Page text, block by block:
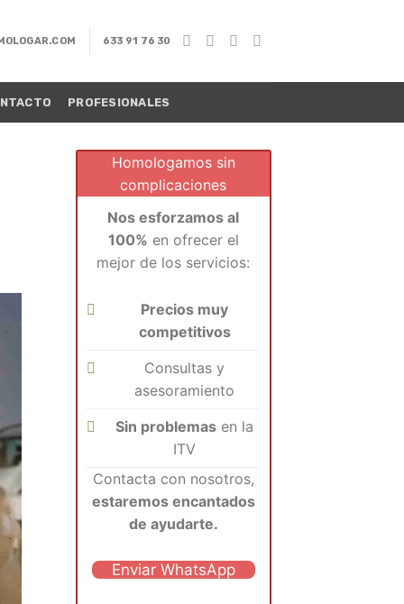
633 91 76 30
PROFESIONALES
Homologamos sin
complicaciones
Nos esforzamos al
100% en ofrecer el
mejor de los servicios:
Precios muy
competitivos
Consultas y
asesoramiento
Sin problemas en la
ITV
Contacta con nosotros,
estaremos encantados
de ayudarte.
Enviar WhatsApp